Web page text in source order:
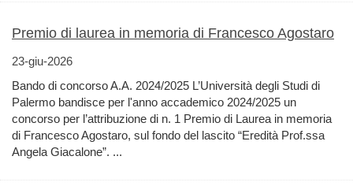
Premio di laurea in memoria di Francesco Agostaro
23-giu-2026
Bando di concorso A.A. 2024/2025 L’Università degli Studi di
Palermo bandisce per l'anno accademico 2024/2025 un
concorso per l’attribuzione di n. 1 Premio di Laurea in memoria
di Francesco Agostaro, sul fondo del lascito “Eredità Prof.ssa
Angela Giacalone”. ...